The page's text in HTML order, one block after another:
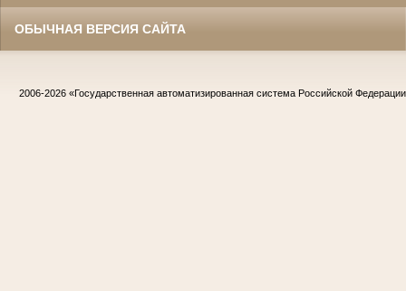
ОБЫЧНАЯ ВЕРСИЯ САЙТА
2006-2026 «Государственная автоматизированная система Российской